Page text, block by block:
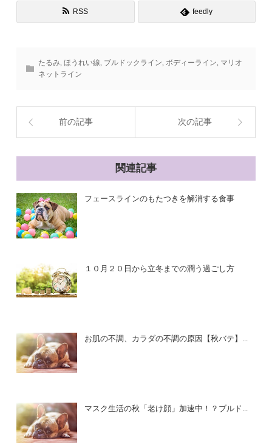
RSS feedly
たるみ,ほうれい線, ブルドックライン,ボディーライン, マリオ
ネットライン
前の記事 次の記事
関連記事
フェースラインのもたつきを解消する食事
１０月２０日から立冬までの潤う過ごし方
お肌の不調、カラダの不調の原因【秋バテ】...
マスク生活の秋「老け顔」加速中！？ブルド...